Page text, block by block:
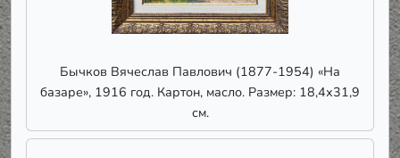
Бычков Вячеслав Павлович (1877-1954) «На
базаре», 1916 год. Картон, масло. Размер: 18,4х31,9
см.